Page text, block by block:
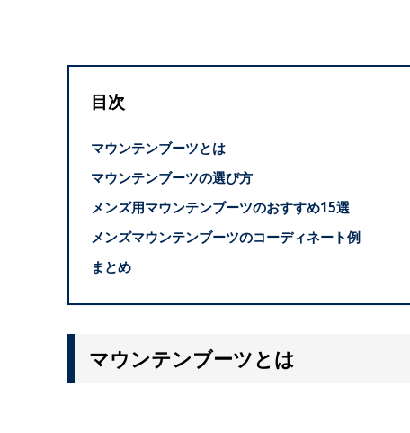
目次
マウンテンブーツとは
マウンテンブーツの選び方
メンズ用マウンテンブーツのおすすめ15選
メンズマウンテンブーツのコーディネート例
まとめ
マウンテンブーツとは